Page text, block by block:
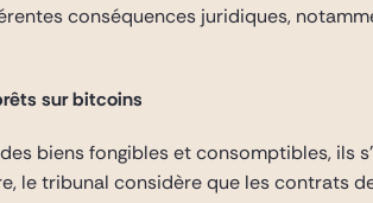
conséquences juridiques,
sur bitcoins
biens fongibles et consomptibles, ils
le tribunal considère que les contrats